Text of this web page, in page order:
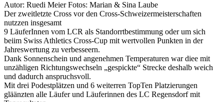
Autor: Ruedi Meier Fotos: Marian & Sina Laube
Der zweitletzte Cross vor den Cross-Schweizermeisterschaften
nutzzen insgesamt
9 LäuferInnen vom LCR als Standorrtbestimmung oder um sich
beiim Swiss Athletics Cross-Cup mit wertvollen Punkten in der
Jahreswertung zu verbesseern.
Dank Sonnenschein und angenehmen Temperaturen war diee mit
unzähligen Richtungswechseln „gespickte“ Strecke deshalb weich
und dadurch anspruchsvoll.
Mit drei Podestplätzen und 6 weiterren TopTen Platzierungen
gläänzten alle Läufer und Läuferinnen des LC Regensdorf mit